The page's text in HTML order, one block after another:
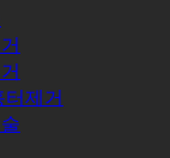
제거